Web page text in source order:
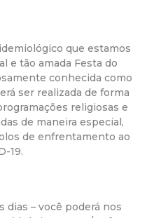
que estamos
e tão amada Festa do
conhecida como
ser realizada de forma
religiosas e
de maneira especial,
de enfrentamento ao
19.
dias – você poderá nos